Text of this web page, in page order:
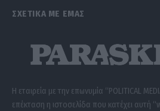
ΣΧΕΤΙΚΑ ΜΕ ΕΜΑΣ
Η εταιρεία με την επωνυμία “POLITICAL
επέκταση η ιστοσελίδα που κατέχει αυτή